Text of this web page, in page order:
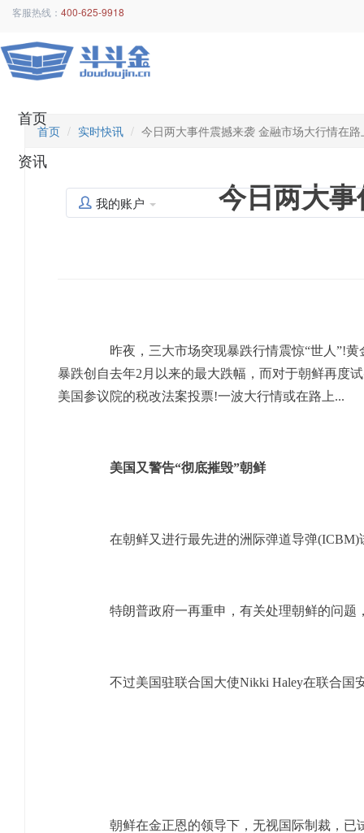
客服热线： 400-625-9918
首页
资讯
我的账户
首页 实时快讯 今日两大事件震撼来袭 金融市场大行情在路
今日两大
昨夜，三大市场突现暴跌行情震惊“世人”!黄
暴跌创自去年2月以来的最大跌幅，而对于朝鲜再度
美国参议院的税改法案投票!一波大行情或在路上...
美国又警告“彻底摧毁”朝鲜
在朝鲜又进行最先进的洲际弹道导弹(ICBM)
特朗普政府一再重申，有关处理朝鲜的问题
不过美国驻联合国大使Nikki Haley在联合国
朝鲜在金正恩的领导下，无视国际制裁，已